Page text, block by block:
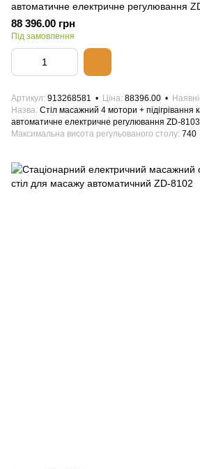
автоматичне електричне регулювання
88 396.00 грн
Під замовлення
Артикул 913268581 Ціна 88396.00
Назва Стіл масажний 4 мотори + підігрівання
автоматичне електричне регулювання ZD-8103
Максимальна висота регульованого столу 740